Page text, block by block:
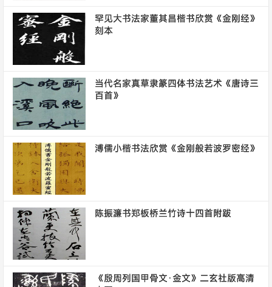
罕见大书法家董其昌楷书欣赏《金刚经》
刻本
当代名家真草隶篆四体书法艺术《唐诗三
百首》
溥儒小楷书法欣赏《金刚般若波罗密经》
陈振濂书郑板桥兰竹诗十四首附跋
《殷周列国甲骨文·金文》二玄社版高清